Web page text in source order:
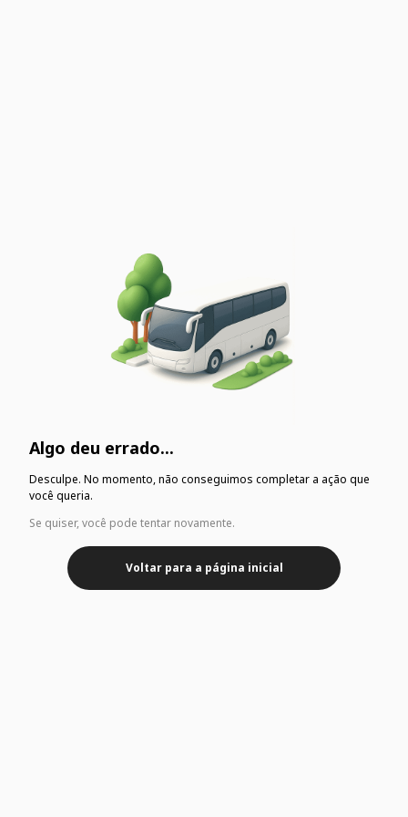
Algo deu errado...
Desculpe. No momento, não conseguimos completar a ação que
você queria.
Se quiser, você pode tentar novamente.
Voltar para a página inicial